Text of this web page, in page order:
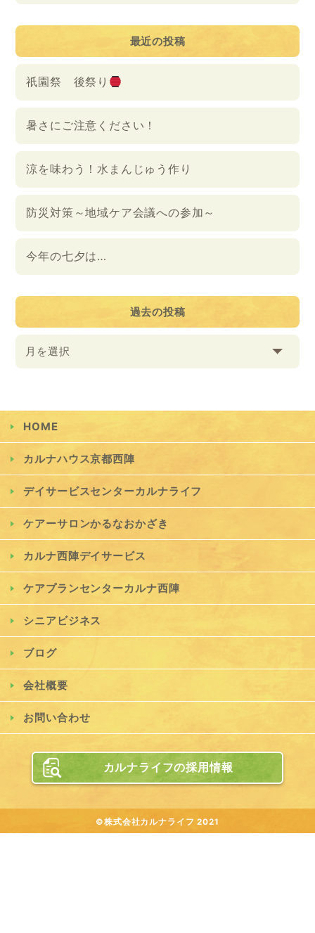
最近の投稿
祇園祭 後祭り
暑さにご注意ください！
涼を味わう！水まんじゅう作り
防災対策～地域ケア会議への参加～
今年の七夕は…
過去の投稿
月を選択
HOME
カルナハウス京都西陣
デイサービスセンターカルナライフ
ケアーサロンかるなおかざき
カルナ西陣デイサービス
ケアプランセンターカルナ西陣
シニアビジネス
ブログ
会社概要
お問い合わせ
カルナライフの採用情報
©株式会社カルナライフ 2021